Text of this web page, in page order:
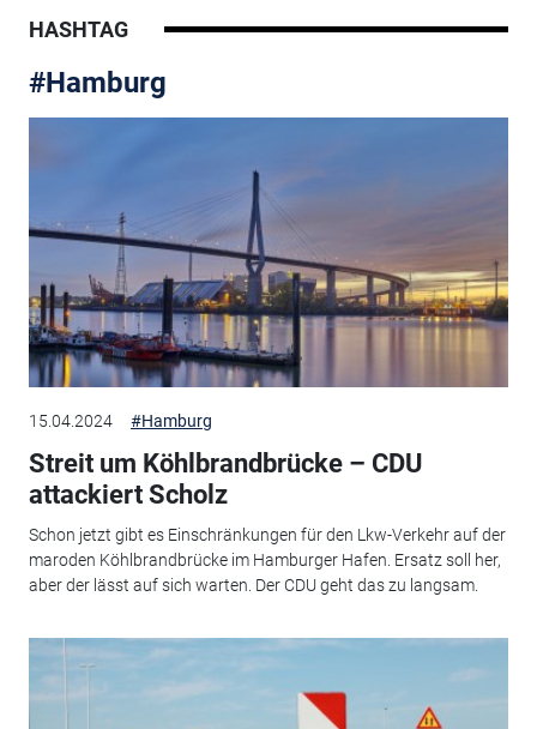
HASHTAG
#Hamburg
15.04.2024 #Hamburg
Streit um Köhlbrandbrücke – CDU
attackiert Scholz
Schon jetzt gibt es Einschränkungen für den Lkw-Verkehr auf der
maroden Köhlbrandbrücke im Hamburger Hafen. Ersatz soll her,
aber der lässt auf sich warten. Der CDU geht das zu langsam.